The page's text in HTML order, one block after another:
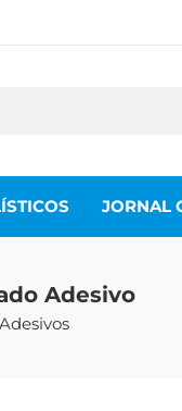
JORNAL
Adesivo
Adesivos